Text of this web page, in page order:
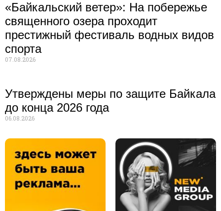
«Байкальский ветер»: На побережье
священного озера проходит
престижный фестиваль водных видов
спорта
07.08.2026
Утверждены меры по защите Байкала
до конца 2026 года
06.08.2026